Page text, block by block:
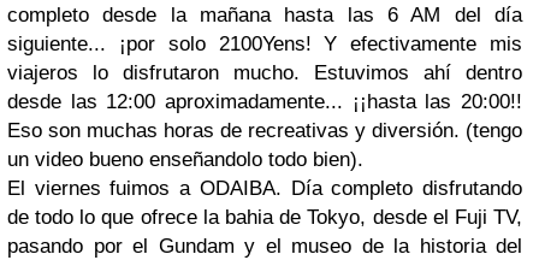
completo desde la mañana hasta las 6 AM del día
siguiente... ¡por solo 2100Yens! Y efectivamente mis
viajeros lo disfrutaron mucho. Estuvimos ahí dentro
desde las 12:00 aproximadamente... ¡¡hasta las 20:00!!
Eso son muchas horas de recreativas y diversión. (tengo
un video bueno enseñandolo todo bien).
El viernes fuimos a ODAIBA. Día completo disfrutando
de todo lo que ofrece la bahia de Tokyo, desde el Fuji TV,
pasando por el Gundam y el museo de la historia del